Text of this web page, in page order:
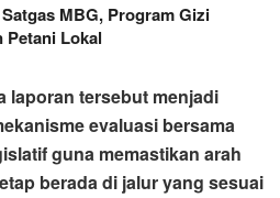
MBG, Program Gizi
Petani Lokal
laporan tersebut menjadi
evaluasi bersama
guna memastikan arah
berada di jalur yang sesuai